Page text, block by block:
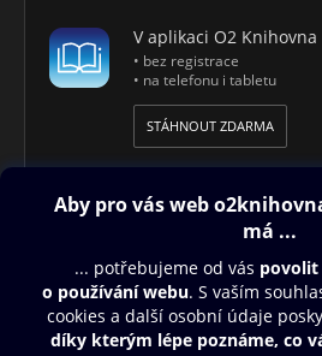
V aplikaci O2 Knihovna
• bez registrace
• na telefonu i tabletu
STÁHNOUT ZDARMA
Obsah ke stažení
Moje O2 Knihovna